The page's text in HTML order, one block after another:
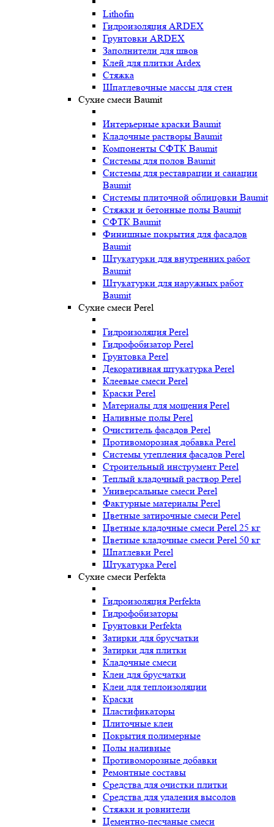
Lithofin
Гидроизоляция ARDEX
Грунтовки ARDEX
Заполнители для швов
Клей для плитки Ardex
Стяжка
Шпатлевочные массы для стен
Сухие смеси Baumit
Интерьерные краски Baumit
Кладочные растворы Baumit
Компоненты СФТК Baumit
Системы для полов Baumit
Системы для реставрации и санации
Baumit
Системы плиточной облицовки Baumit
Стяжки и бетонные полы Baumit
СФТК Baumit
Финишные покрытия для фасадов
Baumit
Штукатурки для внутренних работ
Baumit
Штукатурки для наружных работ
Baumit
Сухие смеси Perel
Гидроизоляция Perel
Гидрофобизатор Perel
Грунтовка Perel
Декоративная штукатурка Perel
Клеевые смеси Perel
Краски Perel
Материалы для мощения Perel
Наливные полы Perel
Очиститель фасадов Perel
Противоморозная добавка Perel
Системы утепления фасадов Perel
Строительный инструмент Perel
Теплый кладочный раствор Perel
Универсальные смеси Perel
Фактурные материалы Perel
Цветные затирочные смеси Perel
Цветные кладочные смеси Perel 25 кг
Цветные кладочные смеси Perel 50 кг
Шпатлевки Perel
Штукатурка Perel
Сухие смеси Perfekta
Гидроизоляция Perfekta
Гидрофобизаторы
Грунтовки Perfekta
Затирки для брусчатки
Затирки для плитки
Кладочные смеси
Клеи для брусчатки
Клеи для теплоизоляции
Краски
Пластификаторы
Плиточные клеи
Покрытия полимерные
Полы наливные
Противоморозные добавки
Ремонтные составы
Средства для очистки плитки
Средства для удаления высолов
Стяжки и ровнители
Цементно-песчаные смеси